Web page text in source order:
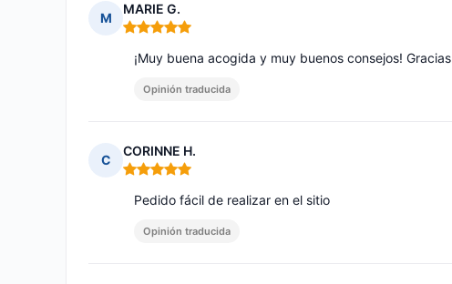
M
MARIE G.
Nota: 5 de 5
¡Muy buena acogida y muy buenos consejos! Gracias
Opinión traducida
C
CORINNE H.
Nota: 5 de 5
Pedido fácil de realizar en el sitio
Opinión traducida